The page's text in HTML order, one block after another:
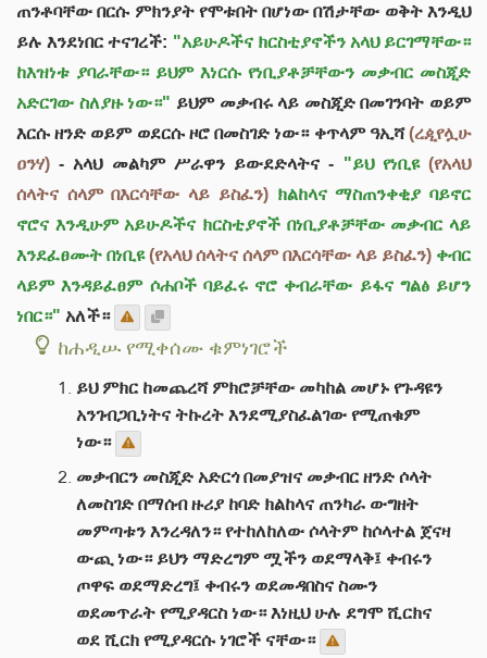
ጠንቶባቸው በርሱ ምክንያት የሞቱበት በሆነው በሽታቸው ወቅት እንዲህ
ይሉ እንደነበር ተናገረች: "አይሁዶችና ክርስቲያኖችን አላህ ይርገማቸው።
ከእዝነቱ ያባራቸው። ይህም እነርሱ የነቢያቶቻቸውን መቃብር መስጂድ
አድርገው ስለያዙ ነው።" ይህም መቃብሩ ላይ መስጂድ በመገንባት ወይም
እርሱ ዘንድ ወይም ወደርሱ ዞሮ በመስገድ ነው። ቀጥላም ዓኢሻ(ረዺየሏሁ
ዐንሃ) - አላህ መልካም ሥራዋን ይውደድላትና - "ይህ የነቢዩ(የአላህ
ሰላትና ሰላም በእርሳቸው ላይ ይስፈን)ክልከላና ማስጠንቀቂያ ባይኖር
ኖሮና እንዲሁም አይሁዶችና ክርስቲያኖች በነቢያቶቻቸው መቃብር ላይ
እንደፈፀሙት በነቢዩ(የአላህ ሰላትና ሰላም በእርሳቸው ላይ ይስፈን) ቀብር
ላይም እንዳይፈፀም ሶሐቦች ባይፈሩ ኖሮ ቀብራቸው ይፋና ግልፅ ይሆን
ነበር።" አለች።
ከሐዲሡ የሚቀሰሙ ቁምነገሮች
ይህ ምክር ከመጨረሻ ምክሮቻቸው መካከል መሆኑ የጉዳዩን
አንገብጋቢነትና ትኩረት እንደሚያስፈልገው የሚጠቁም
ነው።
መቃብርን መስጂድ አድርጎ በመያዝና መቃብር ዘንድ ሶላት
ለመስገድ በማሰብ ዙሪያ ከባድ ክልከላና ጠንካራ ውግዘት
መምጣቱን እንረዳለን። የተከለከለው ሶላትም ከሶላተል ጀናዛ
ውጪ ነው። ይህን ማድረግም ሟችን ወደማላቅ፤ ቀብሩን
ጦዋፍ ወደማድረግ፤ ቀብሩን ወደመዳበስና ስሙን
ወደመጥራት የሚያዳርስ ነው። እነዚህ ሁሉ ደግሞ ሺርክና
ወደ ሺርክ የሚያዳርሱ ነገሮች ናቸው።